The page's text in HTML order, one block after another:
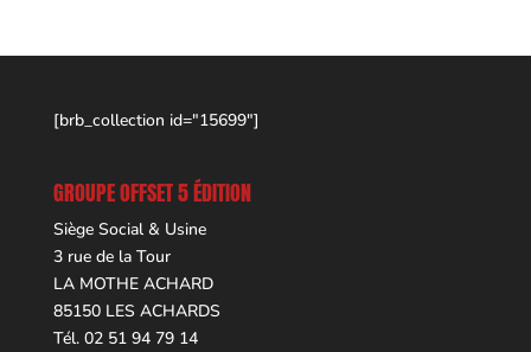
[brb_collection id="15699"]
GROUPE OFFSET 5 ÉDITION
Siège Social & Usine
3 rue de la Tour
LA MOTHE ACHARD
85150 LES ACHARDS
Tél. 02 51 94 79 14